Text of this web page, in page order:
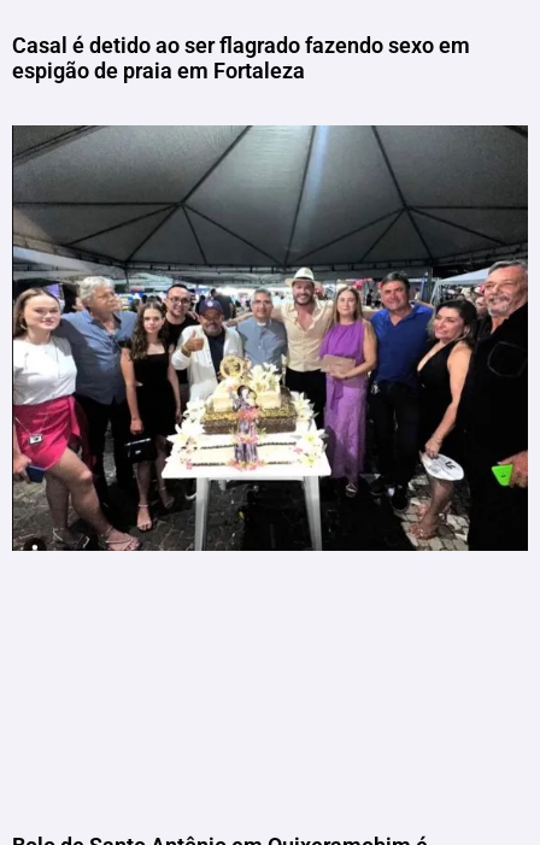
Casal é detido ao ser flagrado fazendo sexo em
espigão de praia em Fortaleza